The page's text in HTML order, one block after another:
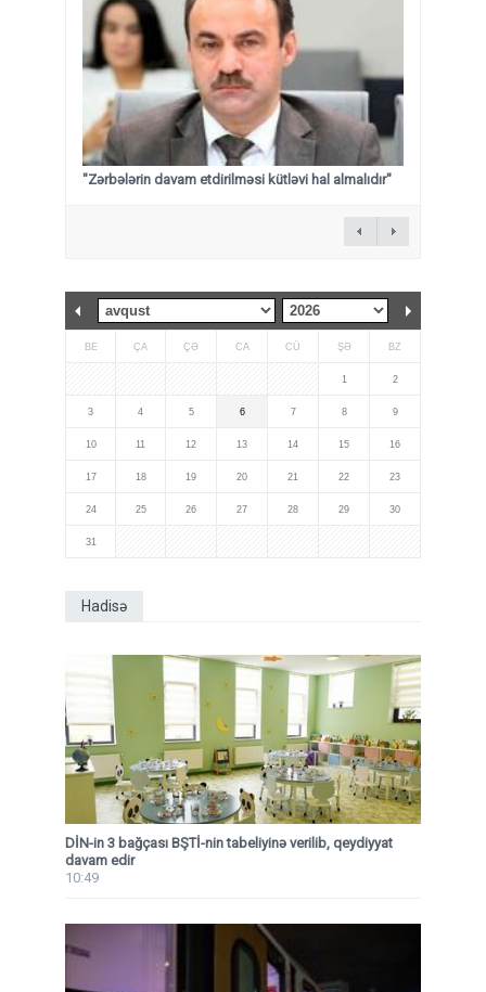
"Zərbələrin davam etdirilməsi kütləvi hal almalıdır"
BE ÇA ÇƏ CA CÜ ŞƏ BZ
1 2
3 4 5 6 7 8 9
10 11 12 13 14 15 16
17 18 19 20 21 22 23
24 25 26 27 28 29 30
31
Hadisə
DİN-in 3 bağçası BŞTİ-nin tabeliyinə verilib, qeydiyyat
davam edir
10:49